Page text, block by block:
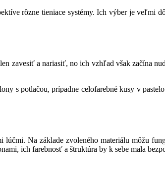
rôzne tieniace systémy. Ich výber je veľmi
zavesiť a nariasiť, no ich vzhľad však začína
s potlačou, prípadne celofarebné kusy v
Na základe zvoleného materiálu môžu
ich farebnosť a štruktúra by k sebe mala